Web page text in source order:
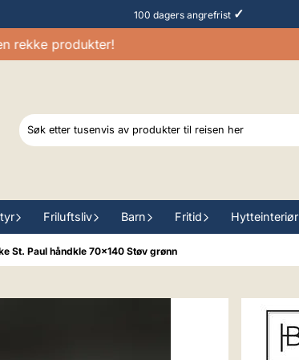
100 dagers angrefrist ✓
produkter!
Friluftsliv Barn Fritid Hytteinteriør
St. Paul håndkle 70x140 Støv grønn